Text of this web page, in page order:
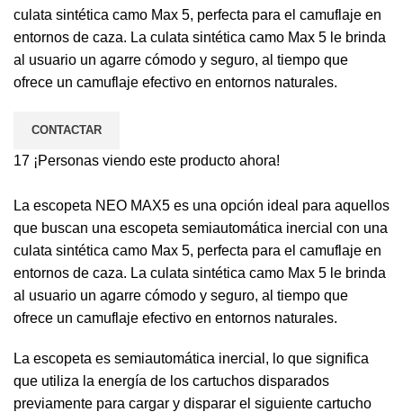
culata sintética camo Max 5, perfecta para el camuflaje en
entornos de caza. La culata sintética camo Max 5 le brinda
al usuario un agarre cómodo y seguro, al tiempo que
ofrece un camuflaje efectivo en entornos naturales.
CONTACTAR
17 ¡Personas viendo este producto ahora!
La escopeta NEO MAX5 es una opción ideal para aquellos
que buscan una escopeta semiautomática inercial con una
culata sintética camo Max 5, perfecta para el camuflaje en
entornos de caza. La culata sintética camo Max 5 le brinda
al usuario un agarre cómodo y seguro, al tiempo que
ofrece un camuflaje efectivo en entornos naturales.
La escopeta es semiautomática inercial, lo que significa
que utiliza la energía de los cartuchos disparados
previamente para cargar y disparar el siguiente cartucho